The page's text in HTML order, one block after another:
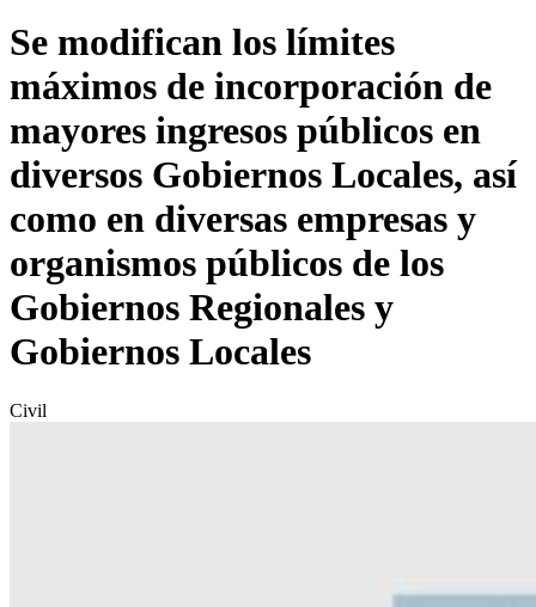
Se modifican los límites
máximos de incorporación de
mayores ingresos públicos en
diversos Gobiernos Locales, así
como en diversas empresas y
organismos públicos de los
Gobiernos Regionales y
Gobiernos Locales
Civil